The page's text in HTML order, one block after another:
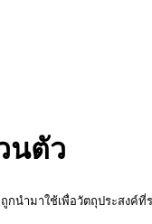
นตัว
นำมาใช้เพื่อวัตถุประสงค์